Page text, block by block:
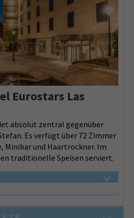
Eurostars Las
absolut zentral gegenüber
Es verfügt über 72 Zimmer
Minibar und Haartrockner. Im
traditionelle Speisen serviert.